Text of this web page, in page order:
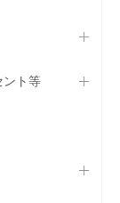
ント等